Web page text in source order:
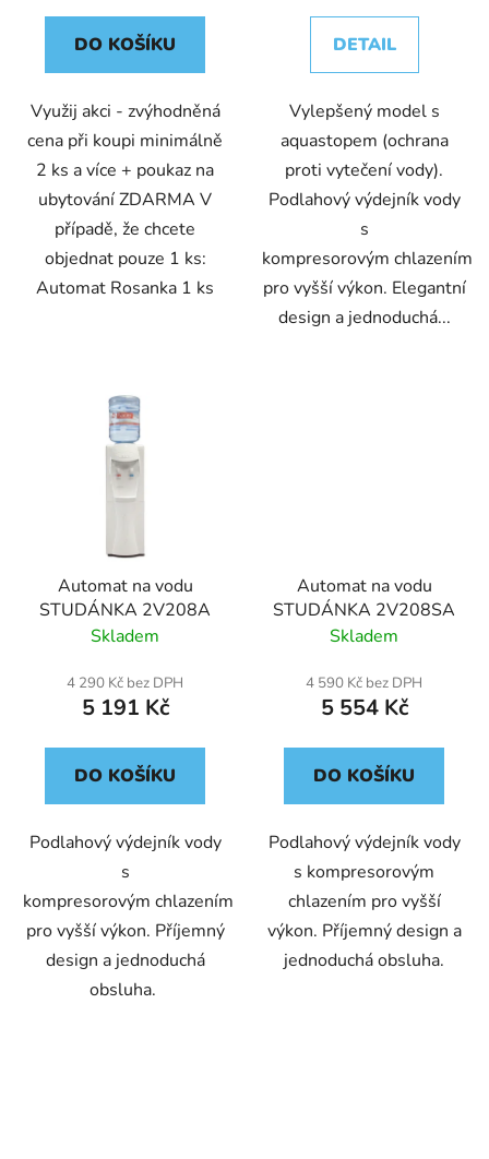
DO KOŠÍKU
Využij akci - zvýhodněná
cena při koupi minimálně
2 ks a více + poukaz na
ubytování ZDARMA V
případě, že chcete
objednat pouze 1 ks:
Automat Rosanka 1 ks
DETAIL
Vylepšený model s
aquastopem (ochrana
proti vytečení vody).
Podlahový výdejník vody
s
kompresorovým chlazením
pro vyšší výkon. Elegantní
design a jednoduchá...
Automat na vodu
STUDÁNKA 2V208A
Skladem
4 290 Kč bez DPH
5 191 Kč
DO KOŠÍKU
Podlahový výdejník vody
s
kompresorovým chlazením
pro vyšší výkon. Příjemný
design a jednoduchá
obsluha.
Automat na vodu
STUDÁNKA 2V208SA
Skladem
4 590 Kč bez DPH
5 554 Kč
DO KOŠÍKU
Podlahový výdejník vody
s kompresorovým
chlazením pro vyšší
výkon. Příjemný design a
jednoduchá obsluha.